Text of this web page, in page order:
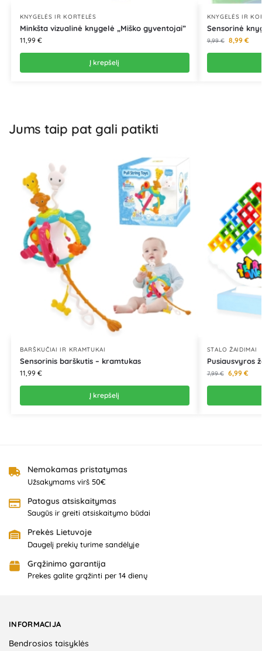
KNYGELĖS IR KORTELĖS
Minkšta vizualinė knygelė „Miško gyventojai”
11,99 €
Į krepšelį
KNYGELĖS IR
Sensorinė
9,99€ 8,99 €
Jums taip pat gali patikti
BARŠKUČIAI IR KRAMTUKAI
Sensorinis barškutis – kramtukas
11,99 €
Į krepšelį
STALO ŽAIDIMAI
Pusiausvyros
7,99€ 6,99 €
Nemokamas pristatymas
Užsakymams virš 50€
Patogus atsiskaitymas
Saugūs ir greiti atsiskaitymo būdai
Prekės Lietuvoje
Daugelį prekių turime sandėlyje
Grąžinimo garantija
Prekes galite grąžinti per 14 dienų
INFORMACIJA
Bendrosios taisyklės